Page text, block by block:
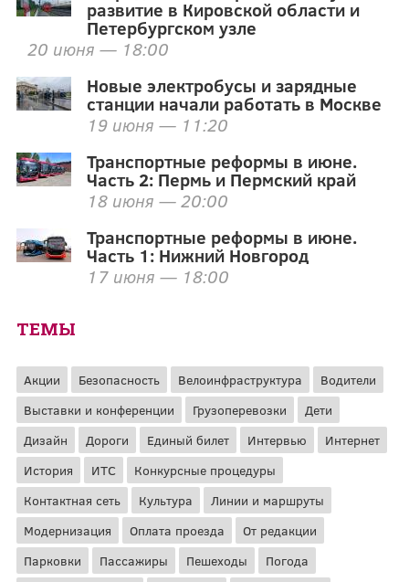
развитие в Кировской области и
Петербургском узле
20 июня — 18:00
Новые электробусы и зарядные
станции начали работать в Москве
19 июня — 11:20
Транспортные реформы в июне.
Часть 2: Пермь и Пермский край
18 июня — 20:00
Транспортные реформы в июне.
Часть 1: Нижний Новгород
17 июня — 18:00
ТЕМЫ
Акции Безопасность Велоинфраструктура
Водители
Выставки и конференции
Грузоперевозки
Дети
Дизайн
Дороги Единый билет Интервью
Интернет
История
ИТС
Конкурсные процедуры
Контактная сеть
Культура
Линии и маршруты
Модернизация
Оплата проезда
От редакции
Парковки
Пассажиры Пешеходы Погода